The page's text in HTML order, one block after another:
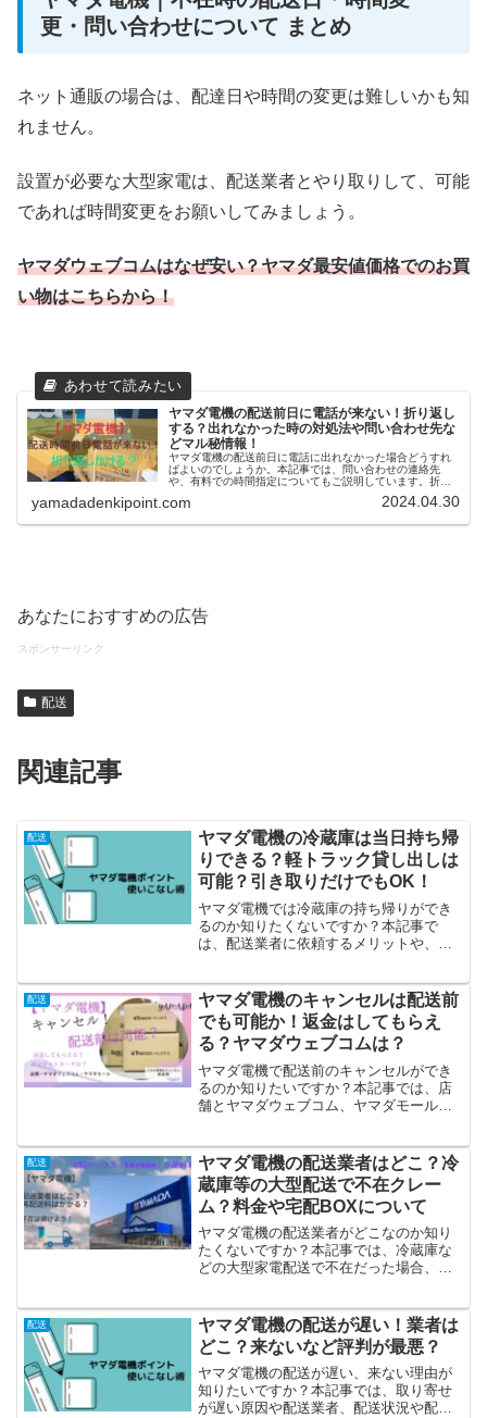
更・問い合わせについて まとめ
ネット通販の場合は、配達日や時間の変更は難しいかも知
れません。
設置が必要な大型家電は、配送業者とやり取りして、可能
であれば時間変更をお願いしてみましょう。
ヤマダウェブコムはなぜ安い？ヤマダ最安値価格でのお買
い物はこちらから！
ヤマダ電機の配送前日に電話が来ない！折り返し
する？出れなかった時の対処法や問い合わせ先な
どマル秘情報！
ヤマダ電機の配送前日に電話に出れなかった場合どうすれ
ばよいのでしょうか。本記事では、問い合わせの連絡先
や、有料での時間指定についてもご説明しています。折り
るべきか悩みますよね。ベストな対処法をお伝えしていま
yamadadenkipoint.com 2024.04.30
あなたにおすすめの広告
スポンサーリンク
配送
関連記事
配送
ヤマダ電機の冷蔵庫は当日持ち帰
りできる？軽トラック貸し出しは
可能？引き取りだけでもOK！
ヤマダ電機では冷蔵庫の持ち帰りができ
るのか知りたくないですか？本記事で
は、配送業者に依頼するメリットや、リ
配送
ヤマダ電機のキャンセルは配送前
でも可能か！返金はしてもらえ
る？ヤマダウェブコムは？
ヤマダ電機で配送前のキャンセルができ
るのか知りたいですか？本記事では、店
舗とヤマダウェブコム、ヤマダモールの
時の相談できる問い合わせ先などご紹介
しています。キャンセルする時は早めの
連絡が必要です。
配送
ヤマダ電機の配送業者はどこ？冷
蔵庫等の大型配送で不在クレー
ム？料金や宅配BOXについて
ヤマダ電機の配送業者がどこなのか知り
たくないですか？本記事では、冷蔵庫な
どの大型家電配送で不在だった場合、配
日が決まったら、なるべくその日の外出
は避けて配達業者の到着を待ちましょ
う。
配送
ヤマダ電機の配送が遅い！業者は
どこ？来ないなど評判が最悪？
ヤマダ電機の配送が遅い、来ない理由が
知りたいですか？本記事では、取り寄せ
が遅い原因や配送業者、配送状況や配送